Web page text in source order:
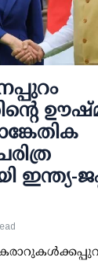
ഇന്ത്യ-